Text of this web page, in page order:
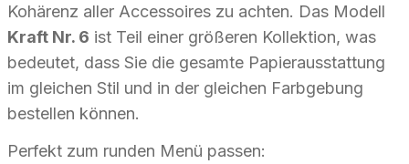
Kohärenz aller Accessoires zu achten. Das Modell
Kraft Nr. 6 ist Teil einer größeren Kollektion, was
bedeutet, dass Sie die gesamte Papierausstattung
im gleichen Stil und in der gleichen Farbgebung
bestellen können.
Perfekt zum runden Menü passen: